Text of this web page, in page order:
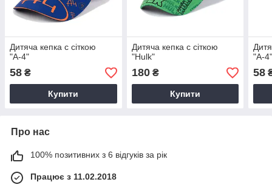
Дитяча кепка c сіткою
"А-4"
58 ₴
Купити
Дитяча кепка c сіткою
"Hulk"
180₴
Купити
"А-
58
Про нас
100% позитивних з 6 відгуків за рік
Працює з 11.02.2018